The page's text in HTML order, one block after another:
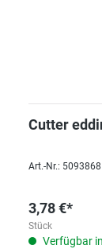
Cutter
Art.-Nr.: 5093868
3,78 €*
Stück
Verfügbar